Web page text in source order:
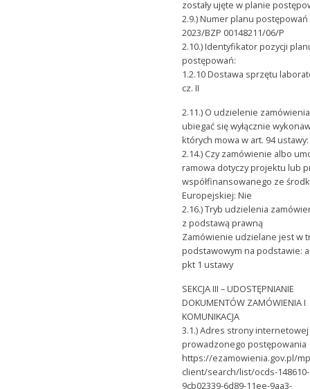
zostały ujęte w planie
2.9.) Numer planu postępowań
2023/BZP 00148211/06/P
2.10.) Identyfikator pozycji
postępowań:
1.2.10 Dostawa sprzętu
cz. II
2.11.) O udzielenie
ubiegać się wyłącznie
których mowa w art. 94
2.14.) Czy zamówienie albo
ramowa dotyczy projektu lub
współfinansowanego ze
Europejskiej: Nie
2.16.) Tryb udzielenia
z podstawą prawną
Zamówienie udzielane jest w
podstawowym na podstawie:
pkt 1 ustawy
SEKCJA III – UDOSTĘPNIANIE
DOKUMENTÓW ZAMÓWIENIA I
KOMUNIKACJA
3.1.) Adres strony internetowej
prowadzonego postępowania
https://ezamowienia.gov.pl/
client/search/list/ocds-148610-
9cb02339-6d89-11ee-9aa3-